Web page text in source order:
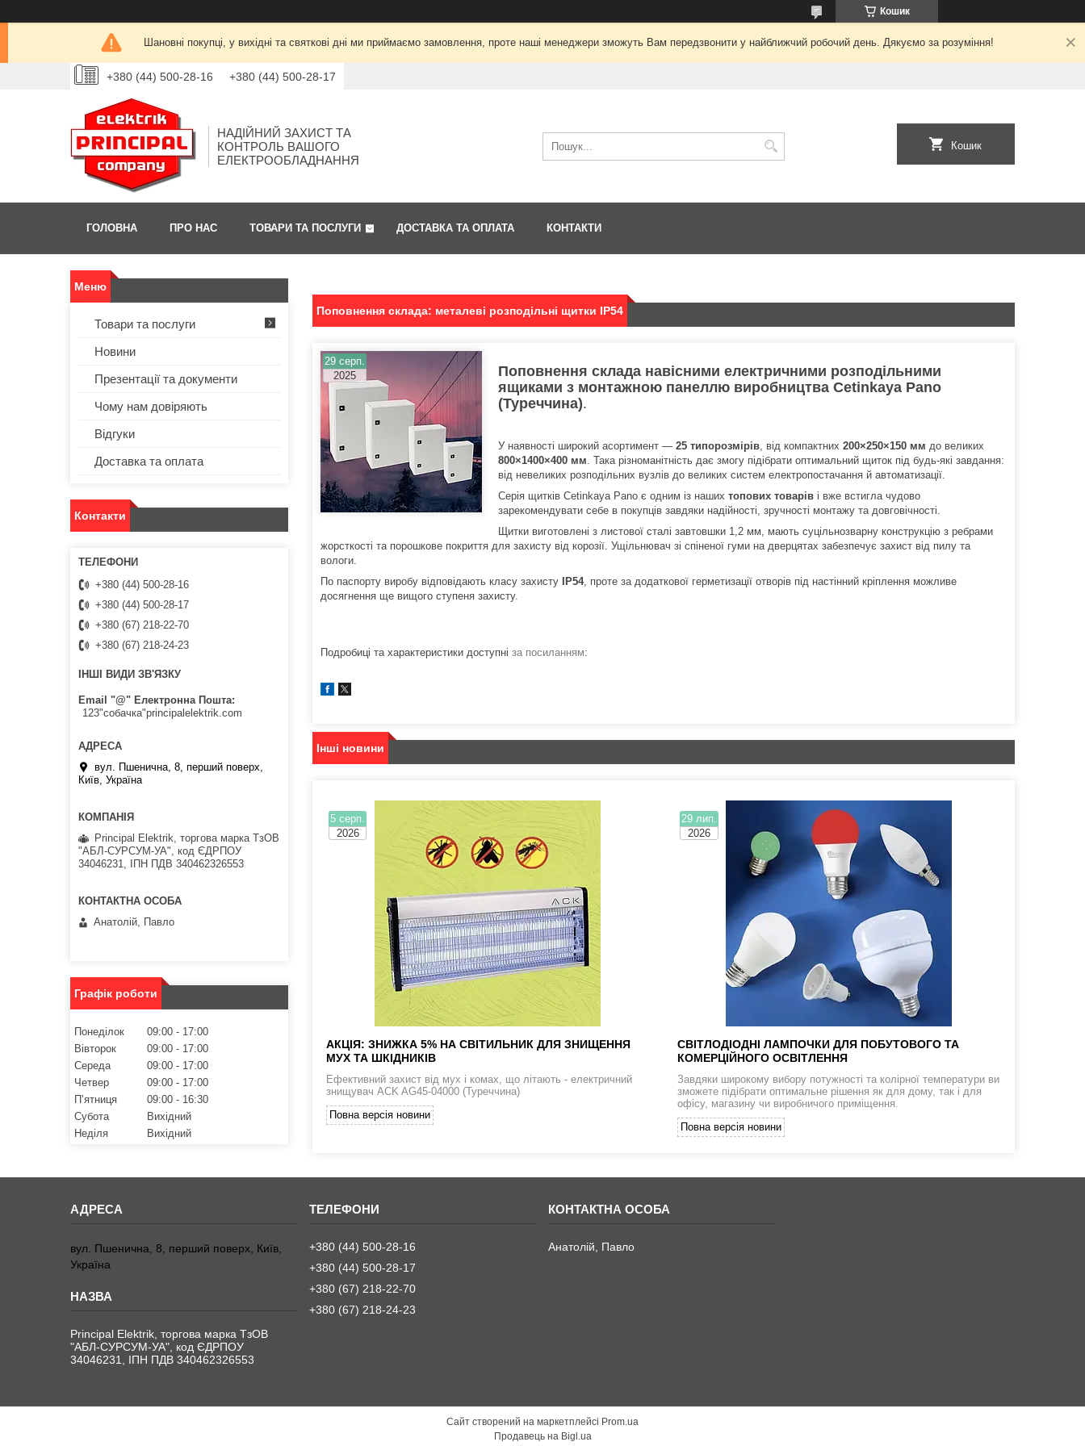
Кошик
Шановні покупці, у вихідні та святкові дні ми приймаємо замовлення, проте наші менеджери зможуть Вам передзвонити у найближчий робочий день. Дякуємо за розуміння!
+380 (44) 500-28-16 +380 (44) 500-28-17
НАДІЙНИЙ ЗАХИСТ ТА
КОНТРОЛЬ ВАШОГО
ЕЛЕКТРООБЛАДНАННЯ
Кошик
ГОЛОВНА ПРО НАС ТОВАРИ ТА ПОСЛУГИ ДОСТАВКА ТА ОПЛАТА КОНТАКТИ
Поповнення склада: металеві розподільні щитки IP54
29 серп.
2025
Поповнення склада навісними електричними розподільними
ящиками з монтажною панеллю виробництва Cetinkaya Pano
(Туреччина).
У наявності широкий асортимент — 25 типорозмірів, від компактних 200×250×150 мм до великих
800×1400×400 мм. Така різноманітність дає змогу підібрати оптимальний щиток під будь-які завдання:
від невеликих розподільних вузлів до великих систем електропостачання й автоматизації.
Серія щитків Cetinkaya Pano є одним із наших топових товарів і вже встигла чудово
зарекомендувати себе в покупців завдяки надійності, зручності монтажу та довговічності.
Щитки виготовлені з листової сталі завтовшки 1,2 мм, мають суцільнозварну конструкцію з ребрами
жорсткості та порошкове покриття для захисту від корозії. Ущільнювач зі спіненої гуми на дверцятах забезпечує захист від пилу та
вологи.
По паспорту виробу відповідають класу захисту
IP54, проте за додаткової герметизації отворів під настінний кріплення можливе
досягнення ще вищого ступеня захисту.
Подробиці та характеристики доступні за посиланням:
Інші новини
5 серп.
2026
АКЦІЯ: ЗНИЖКА 5% НА СВІТИЛЬНИК ДЛЯ ЗНИЩЕННЯ
МУХ ТА ШКІДНИКІВ
Ефективний захист від мух і комах, що літають - електричний
знищувач ACK AG45-04000 (Туреччина)
Повна версія новини
29 лип.
2026
СВІТЛОДІОДНІ ЛАМПОЧКИ ДЛЯ ПОБУТОВОГО ТА
КОМЕРЦІЙНОГО ОСВІТЛЕННЯ
Завдяки широкому вибору потужності та колірної температури ви
зможете підібрати оптимальне рішення як для дому, так і для
офісу, магазину чи виробничого приміщення.
Повна версія новини
Товари та послуги
Новини
Презентації та документи
Чому нам довіряють
Відгуки
Доставка та оплата
Контакти
+380 (44) 500-28-16
+380 (44) 500-28-17
+380 (67) 218-22-70
+380 (67) 218-24-23
ІНШІ ВИДИ ЗВ'ЯЗКУ
Email "@" Електронна Пошта
123"собачка"principalelektrik.com
вул. Пшенична, 8, перший поверх,
Київ, Україна
Principal Elektrik, торгова марка ТзОВ
"АБЛ-СУРСУМ-УА", код ЄДРПОУ
34046231, ІПН ПДВ 340462326553
Анатолій, Павло
Графік роботи
Понеділок 09:00
17:00
Вівторок
09:00
17:00
Середа
09:00
17:00
Четвер
09:00
17:00
Пʼятниця
09:00
16:30
Субота
Вихідний
Неділя
Вихідний
вул. Пшенична, 8, перший поверх, Київ,
Україна
Principal Elektrik, торгова марка ТзОВ
"АБЛ-СУРСУМ-УА", код ЄДРПОУ
34046231, ІПН ПДВ 340462326553
+380 (44) 500-28-16
+380 (44) 500-28-17
+380 (67) 218-22-70
+380 (67) 218-24-23
Анатолій, Павло
Сайт створений на маркетплейсі Prom.ua
Продавець на Bigl.ua